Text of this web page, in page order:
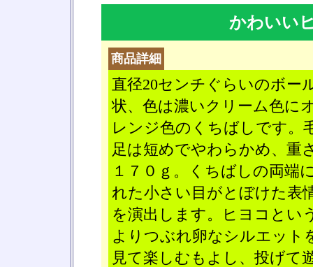
かわいい
商品詳細
直径20センチぐらいのボー
状、色は濃いクリーム色に
レンジ色のくちばしです。
足は短めでやわらかめ、重
１７０ｇ。くちばしの両端
れた小さい目がとぼけた表
を演出します。ヒヨコとい
よりつぶれ卵なシルエット
見て楽しむもよし、投げて